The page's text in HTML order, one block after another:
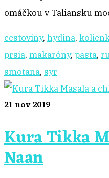
omáčkou v Taliansku
cestoviny, hydina,
prsia, makaróny, pasta,
smotana, syr
21nov 2019
Kura Tikka
Naan